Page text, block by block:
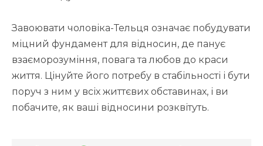
Завоювати чоловіка-Тельця означає побудувати
міцний фундамент для відносин, де панує
взаєморозуміння, повага та любов до краси
життя. Цінуйте його потребу в стабільності і бути
поруч з ним у всіх життєвих обставинах, і ви
побачите, як ваші відносини розквітуть.